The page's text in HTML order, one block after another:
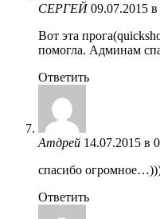
СЕРГЕЙ 09.07.2015
Вот эта
помогла. Админам
Ответить
Атдрей 14.07.2015 в
спасибо
Ответить